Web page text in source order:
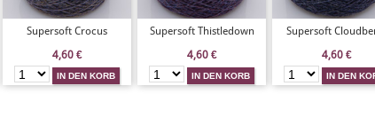
Supersoft Crocus
4,60 €
Supersoft Thistledown
4,60 €
Supersoft
4,60 €